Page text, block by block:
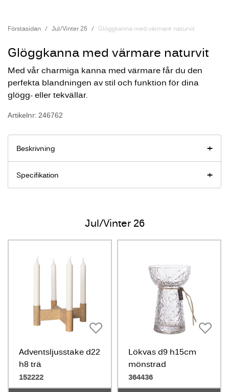
Förstasidan Jul/Vinter 26 Glöggkanna med värmare naturvit
Glöggkanna med värmare naturvit
Med vår charmiga kanna med värmare får du den
perfekta blandningen av stil och funktion för dina
glögg- eller tekvällar.
Artikelnr: 246762
Beskrivning
Specifikation
Jul/Vinter 26
Adventsljusstake d22
h8 trä
152222
Lökvas d9 h15cm
mönstrad
364436